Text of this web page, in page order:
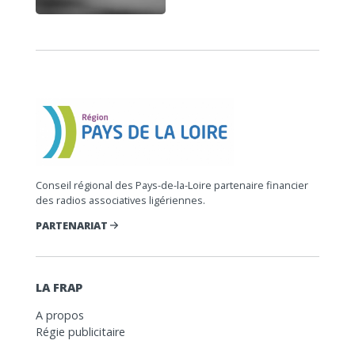
Conseil régional des Pays-de-la-Loire partenaire financier
des radios associatives ligériennes.
PARTENARIAT
LA FRAP
A propos
Régie publicitaire